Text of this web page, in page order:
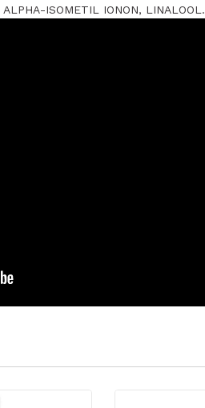
ISOMETIL IONON, LINALOOL.